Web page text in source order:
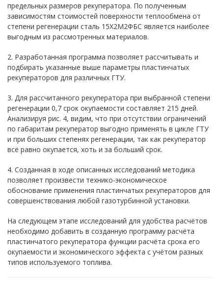
предельных размеров рекуператора. По полученным
зависимостям стоимостей поверхности теплообмена от
степени регенерации сталь 15Х2М2ФБС является наиболее
выгодным из рассмотренных материалов.
2. Разработанная программа позволяет рассчитывать и
подбирать указанные выше параметры пластинчатых
рекуператоров для различных ГТУ.
3. Для рассчитанного рекуператора при выбранной степени
регенерации 0,7 срок окупаемости составляет 215 дней.
Анализируя рис. 4, видим, что при отсутствии ограничений
по габаритам рекуператор выгодно применять в цикле ГТУ
и при больших степенях регенерации, так как рекуператор
всё равно окупается, хоть и за больший срок.
4. Созданная в ходе описанных исследований методика
позволяет произвести технико-экономическое
обоснование применения пластинчатых рекуператоров для
совершенствования любой газотурбинной установки.
На следующем этапе исследований для удобства расчётов
необходимо добавить в созданную программу расчёта
пластинчатого рекуператора функции расчёта срока его
окупаемости и экономического эффекта с учётом разных
типов используемого топлива.